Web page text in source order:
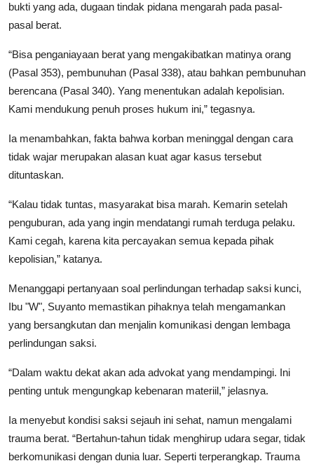
bukti yang ada, dugaan tindak pidana mengarah pada pasal-
pasal berat.
“Bisa penganiayaan berat yang mengakibatkan matinya orang
(Pasal 353), pembunuhan (Pasal 338), atau bahkan pembunuhan
berencana (Pasal 340). Yang menentukan adalah kepolisian.
Kami mendukung penuh proses hukum ini,” tegasnya.
Ia menambahkan, fakta bahwa korban meninggal dengan cara
tidak wajar merupakan alasan kuat agar kasus tersebut
dituntaskan.
“Kalau tidak tuntas, masyarakat bisa marah. Kemarin setelah
penguburan, ada yang ingin mendatangi rumah terduga pelaku.
Kami cegah, karena kita percayakan semua kepada pihak
kepolisian,” katanya.
Menanggapi pertanyaan soal perlindungan terhadap saksi kunci,
Ibu "W", Suyanto memastikan pihaknya telah mengamankan
yang bersangkutan dan menjalin komunikasi dengan lembaga
perlindungan saksi.
“Dalam waktu dekat akan ada advokat yang mendampingi. Ini
penting untuk mengungkap kebenaran materiil,” jelasnya.
Ia menyebut kondisi saksi sejauh ini sehat, namun mengalami
trauma berat. “Bertahun-tahun tidak menghirup udara segar, tidak
berkomunikasi dengan dunia luar. Seperti terperangkap. Trauma